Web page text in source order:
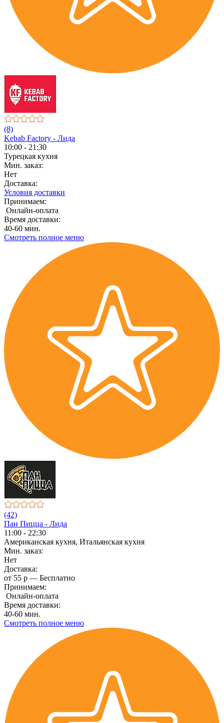
(8)
Kebab Factory - Лида
10:00 - 21:30
Турецкая кухня
Мин. заказ:
Нет
Доставка:
Условия доставки
Принимаем:
Онлайн-оплата
Время доставки:
40-60 мин.
Смотреть полное меню
(42)
Пан Пицца - Лида
11:00 - 22:30
Американская кухня, Итальянская кухня
Мин. заказ:
Нет
Доставка:
от 55 р — Бесплатно
Принимаем:
Онлайн-оплата
Время доставки:
40-60 мин.
Смотреть полное меню